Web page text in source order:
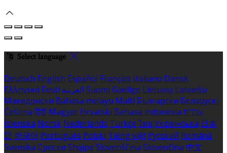
Select language
Deutsch English Español Français Italiano Dansk
Ελληνικά Eesti العربية Suomi Gaeilge Lietuvių Latviešu
Македонски Bahasa melayu Malti Български Беларускі
Čeština हिंदी Magyar Hrvatski Bahasa indonesia עברית
Íslenska Norsk Nederlands Türkçe ไทย Українська 日本
語 한국어 Português Polski Tiếng việt Русский Română
Svenska Српски Shqipe Slovenščina Slovenčina 中文